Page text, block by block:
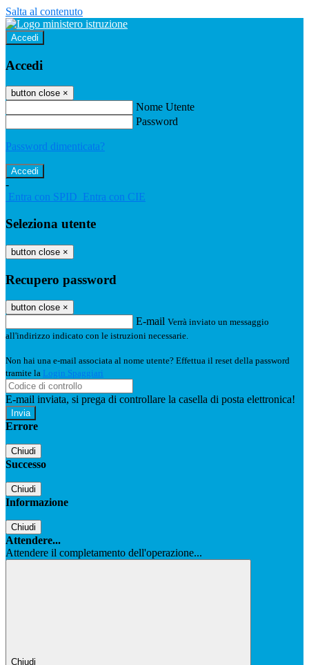
Salta al contenuto
Accedi
Accedi
button close ×
Nome Utente
Password
Password dimenticata?
-
Entra con SPID Entra con CIE
Seleziona utente
button close ×
Recupero password
button close ×
E-mail Verrà inviato un messaggio
all'indirizzo indicato con le istruzioni necessarie.
Non hai una e-mail associata al nome utente? Effettua il reset della password
tramite la Login Spaggiari
E-mail inviata, si prega di controllare la casella di posta elettronica!
Errore
Chiudi
Successo
Chiudi
Informazione
Chiudi
Attendere...
Attendere il completamento dell'operazione...
Chiudi